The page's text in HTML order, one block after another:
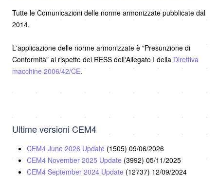
Tutte le Comunicazioni delle norme armonizzate pubblicate dal
2014.
L'applicazione delle norme armonizzate è "Presunzione di
Conformità" al rispetto dei RESS dell'Allegato I della Direttiva
macchine 2006/42/CE.
Ultime versioni CEM4
CEM4 June 2026 Update (1505) 09/06/2026
CEM4 November 2025 Update (3992) 05/11/2025
CEM4 September 2024 Update (12737) 12/09/2024